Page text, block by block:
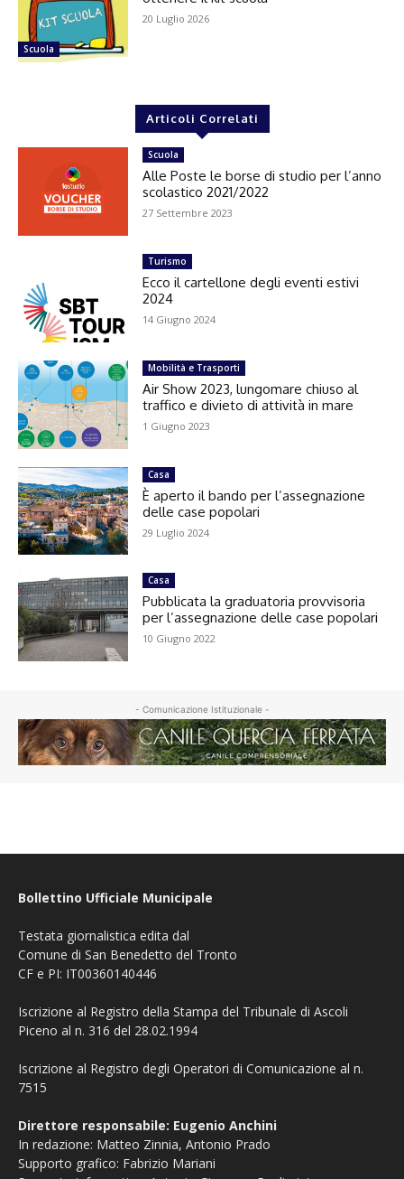
Scuola
20 Luglio 2026
Articoli Correlati
Scuola
Alle Poste le borse di studio per l’anno
scolastico 2021/2022
27 Settembre 2023
Turismo
Ecco il cartellone degli eventi estivi
2024
14 Giugno 2024
Mobilità e Trasporti
Air Show 2023, lungomare chiuso al
traffico e divieto di attività in mare
1 Giugno 2023
Casa
È aperto il bando per l’assegnazione
delle case popolari
29 Luglio 2024
Casa
Pubblicata la graduatoria provvisoria
per l’assegnazione delle case popolari
10 Giugno 2022
- Comunicazione Istituzionale -
Bollettino Ufficiale Municipale
Testata giornalistica edita dal
Comune di San Benedetto del Tronto
CF e PI: IT00360140446
Iscrizione al Registro della Stampa del Tribunale di Ascoli
Piceno al n. 316 del 28.02.1994
Iscrizione al Registro degli Operatori di Comunicazione al n.
7515
Direttore responsabile: Eugenio Anchini
In redazione: Matteo Zinnia, Antonio Prado
Supporto grafico: Fabrizio Mariani